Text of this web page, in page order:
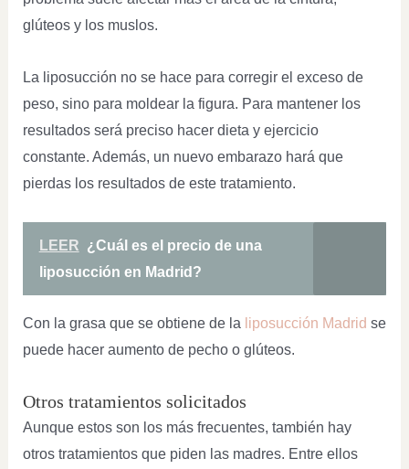
glúteos y los muslos.
La liposucción no se hace para corregir el exceso de
peso, sino para moldear la figura. Para mantener los
resultados será preciso hacer dieta y ejercicio
constante. Además, un nuevo embarazo hará que
pierdas los resultados de este tratamiento.
LEER ¿Cuál es el precio de una
liposucción en Madrid?
Con la grasa que se obtiene de la liposucción Madrid se
puede hacer aumento de pecho o glúteos.
Otros tratamientos solicitados
Aunque estos son los más frecuentes, también hay
otros tratamientos que piden las madres. Entre ellos